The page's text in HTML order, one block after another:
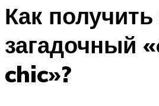
Как получить
загадочный
chic»?